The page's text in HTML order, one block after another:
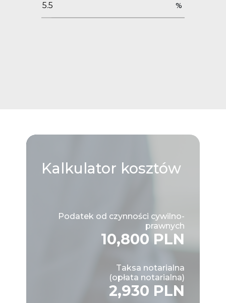
%
Kalkulator kosztów
Podatek od czynności cywilno-
prawnych
10,800 PLN
Taksa notarialna
(opłata notarialna)
2,930 PLN